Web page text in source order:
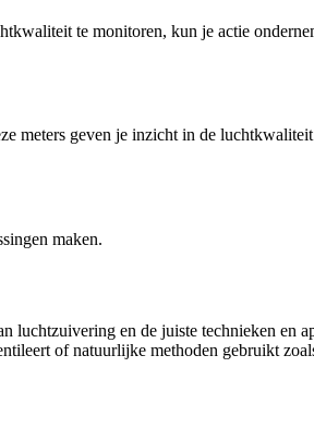
te monitoren, kun je actie
meters geven je inzicht in de
maken.
en de juiste technieken en
of natuurlijke methoden gebruikt